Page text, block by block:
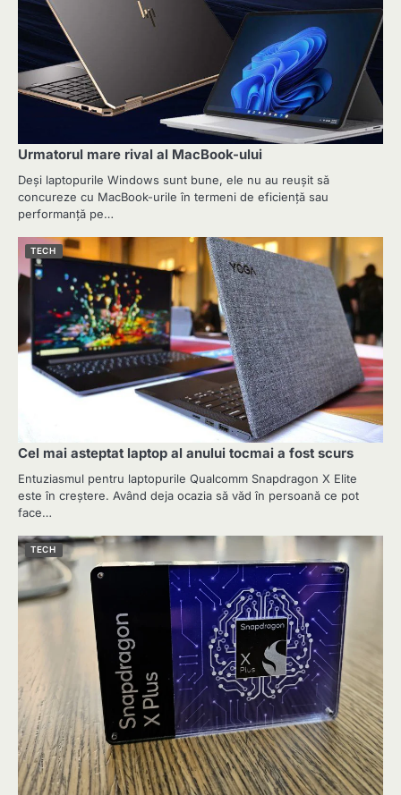
Urmatorul mare rival al MacBook-ului
Deși laptopurile Windows sunt bune, ele nu au reușit să
concureze cu MacBook-urile în termeni de eficiență sau
performanță pe…
TECH
Cel mai asteptat laptop al anului tocmai a fost scurs
Entuziasmul pentru laptopurile Qualcomm Snapdragon X Elite
este în creștere. Având deja ocazia să văd în persoană ce pot
face…
TECH